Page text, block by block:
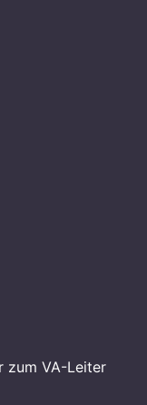
zum VA-Leiter